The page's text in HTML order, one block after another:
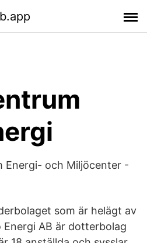
Energi- och Miljöcenter -
som är helägt av
AB är dotterbolag